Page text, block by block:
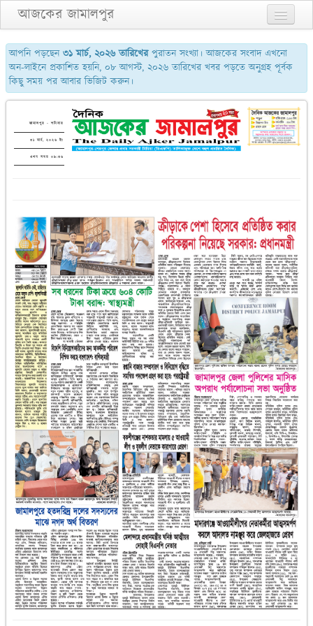
আজকের জামালপুর
প্রথম পাতা
২য় পাতা
৩য় পাতা
শেষের পাতা
আমাদের সম্পর্কে
পুরাতন সংখ্যা
আপনি পড়ছেন৩১ মার্চ, ২০২৬ তারিখেরপুরাতন সংখ্যা। আজকের সংবাদ এখনো
অন-লাইনে প্রকাশিত হয়নি, ০৮ আগস্ট, ২০২৬ তারিখের খবর পড়তে অনুগ্রহ পূর্বক
কিছু সময় পর আবার ভিজিট করুন।
জামালপুর - শনিবার
৩১ মার্চ, ২০২৬ ইং
এখন সময় ০৯:৩৬